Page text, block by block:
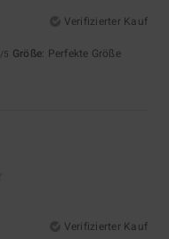
Verifizierter Kauf
/5 Größe: Perfekte Größe
Verifizierter Kauf